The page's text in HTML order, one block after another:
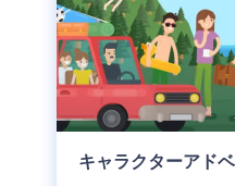
キャラクターアド